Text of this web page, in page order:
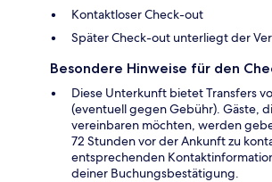
Kontaktloser Check-out
Später Check-out unterliegt der
Besondere Hinweise für den
Diese Unterkunft bietet Transfers
(eventuell gegen Gebühr). Gäste,
vereinbaren möchten, werden
72 Stunden vor der Ankunft zu
entsprechenden
deiner Buchungsbestätigung.